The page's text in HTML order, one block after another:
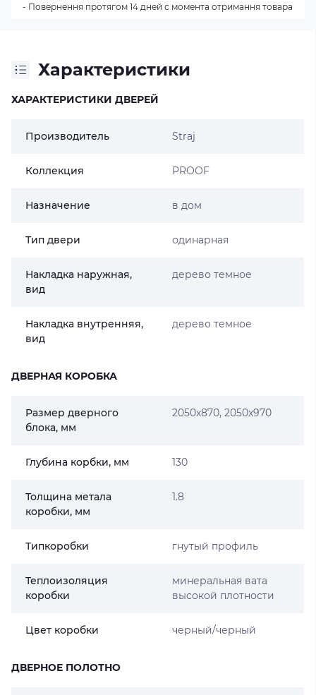
Характеристики
ХАРАКТЕРИСТИКИ ДВЕРЕЙ
Производитель Straj
Коллекция PROOF
Назначение в дом
Тип двери одинарная
Накладка наружная,
вид
дерево темное
Накладка внутренняя,
вид
дерево темное
ДВЕРНАЯ КОРОБКА
Размер дверного
блока, мм
2050х870, 2050х970
Глубина корбки, мм 130
Толщина метала
коробки, мм
1.8
Типкоробки гнутый профиль
Теплоизоляция
коробки
минеральная вата
высокой плотности
Цвет коробки черный/черный
ДВЕРНОЕ ПОЛОТНО
- Повернення протягом 14 дней с момента отримання товара